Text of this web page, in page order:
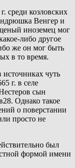
среди козловских
Венгер и
иноземец мог
либо другое
же он мог быть
в то время.
чуть
г. в селе
сын
Однако такое
о поверстании
просто не
был
формой имени